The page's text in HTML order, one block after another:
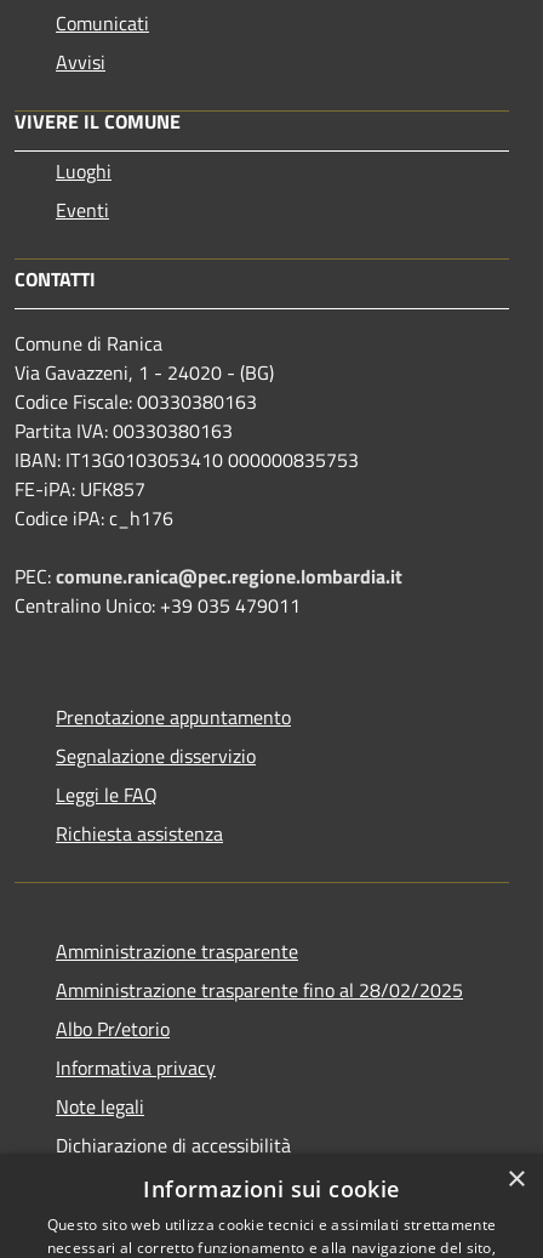
Comunicati
Avvisi
VIVERE IL COMUNE
Luoghi
Eventi
CONTATTI
Comune di Ranica
Via Gavazzeni, 1 - 24020 - (BG)
Codice Fiscale: 00330380163
Partita IVA: 00330380163
IBAN: IT13G0103053410 000000835753
FE-iPA: UFK857
Codice iPA: c_h176
PEC:comune.ranica@pec.regione.lombardia.it
Centralino Unico: +39 035 479011
Prenotazione appuntamento
Segnalazione disservizio
Leggi le FAQ
Richiesta assistenza
Amministrazione trasparente
Amministrazione trasparente fino al 28/02/2025
Albo Pr/etorio
Informativa privacy
Note legali
Dichiarazione di accessibilità
Obiettivi di accessibilità
×
Informazioni sui cookie
Questo sito web utilizza cookie tecnici e assimilati strettamente
necessari al corretto funzionamento e alla navigazione del sito,